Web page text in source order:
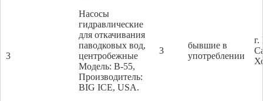
3
Насосы
гидравлические
для откачивания
паводковых вод,
центробежные
Модель: В-55,
Производитель:
BIG ICE, USA.
3
бывшие в
употреблении